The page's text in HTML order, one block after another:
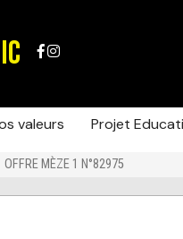
valeurs Projet
OFFRE MÈZE 1 N°82975